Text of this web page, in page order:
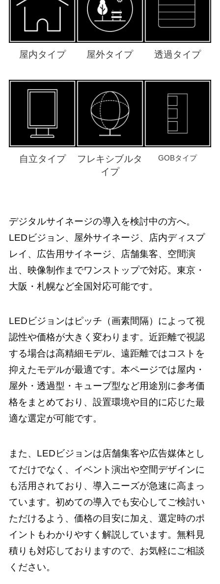
屋内タイプ 屋外タイプ 透過タイプ
自立タイプ
フレキシブルタ
イプ
GOBタイプ
デジタルサイネージの導入を検討中の方へ。
LEDビジョン、屋外サイネージ、店内ディスプ
レイ、広告用サイネージ、店舗集客、空間演
出、映像制作までワンストップで対応。東京・
大阪・札幌など全国対応可能です。
LEDビジョンはピッチ（画素間隔）によって視
認性や価格が大きく変わります。近距離で視認
する場合は高精細モデル、遠距離ではコストを
抑えたモデルが最適です。本ページでは屋内・
屋外・透過型・キューブ型など用途別に参考価
格をまとめており、設置環境や目的に応じた最
適な選定が可能です。
また、LEDビジョンは店舗集客や広告媒体とし
てだけでなく、イベント演出や空間デザインに
も活用されており、導入ニーズが急速に高まっ
ています。初めての導入でも安心してご検討い
ただけるよう、価格の目安に加え、選定時のポ
イントもわかりやすく解説しています。無料見
積りも対応しておりますので、お気軽にご相談
ください。